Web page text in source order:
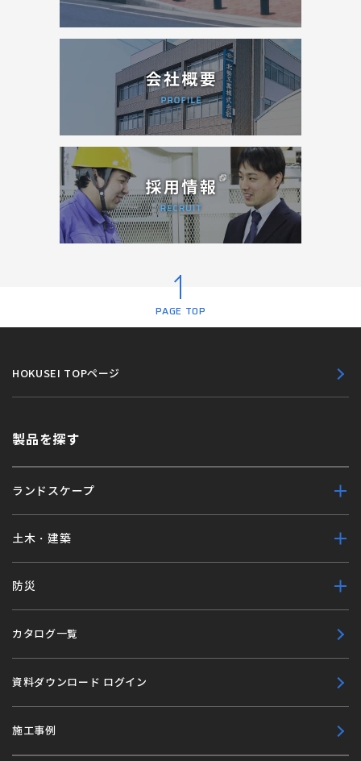
PAGE TOP
HOKUSEI TOPページ
製品を探す
ランドスケープ
土木・建築
防災
カタログ一覧
資料ダウンロード ログイン
施工事例